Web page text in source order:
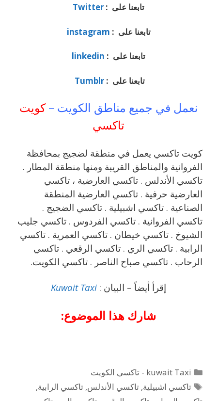
تابعنا على : Twitter
تابعنا على : instagram
تابعنا على : linkedin
تابعنا على :Tumblr
نعمل في جميع مناطق الكويت –كويت
تاكسي
كويت تاكسي يعمل في منطقة لضجيج بمحافظة
الفروانية والمناطق القريبة ‎ومنها منطقة المطار .
تاكسي الأندلس . تاكسي العارضية ، تاكسي
العارضية حرفية . تاكسي العارضية المنطقة
الصناعية . تاكسي اشبيلية . تاكسي الضجيج .
تاكسي الفروانية . تاكسي الفردوس . تاكسي جليب
الشيوخ . تاكسي خيطان . تاكسي العمرية . تاكسي
الرابية . تاكسي الري . تاكسي الرقعي . تاكسي
الرحاب . تاكسي صباح الناصر . تاكسي الكويت.
إقرأ أيضاً – البيان : Kuwait Taxi
شارك هذا الموضوع:
التصنيفات
kuwait Taxi - تاكسي الكويت
الوسوم
تاكسي اشبيلية,تاكسي الأندلس,تاكسي الرابية,